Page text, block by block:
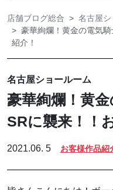
店舗ブログ総合
名古屋シ
豪華絢爛！黄金の電気
紹介！
名古屋ショールーム
豪華絢爛！黄
SRに襲来！！
2021.06. 5 お客様作品紹